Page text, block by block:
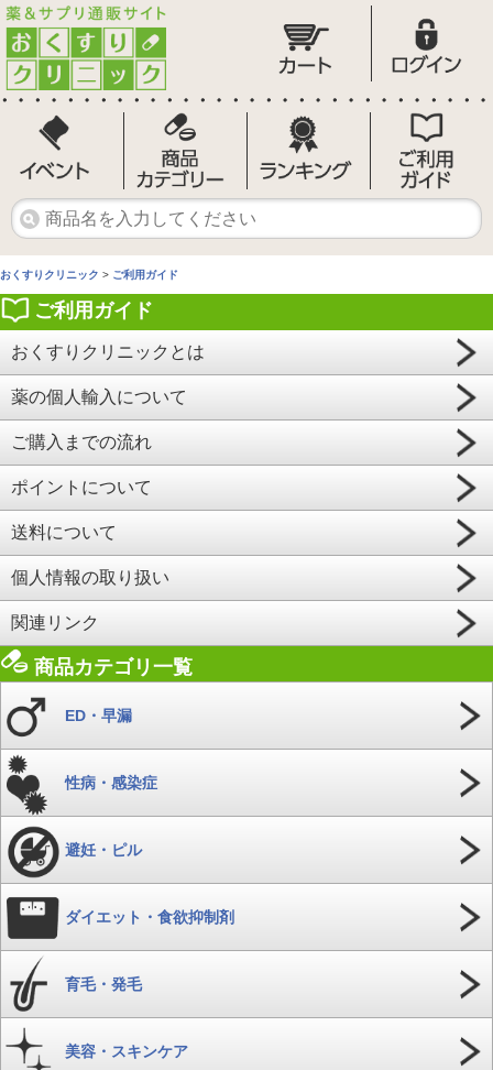
おくすりクリニック > ご利用ガイド
ご利用ガイド
おくすりクリニックとは
薬の個人輸入について
ご購入までの流れ
ポイントについて
送料について
個人情報の取り扱い
関連リンク
商品カテゴリ一覧
ED・早漏
性病・感染症
避妊・ピル
ダイエット・食欲抑制剤
育毛・発毛
美容・スキンケア